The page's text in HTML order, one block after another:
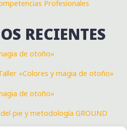
Profesionales
RECIENTES
de otoño»
«Colores y magia de otoño»
de otoño»
pie y metodología GROUND